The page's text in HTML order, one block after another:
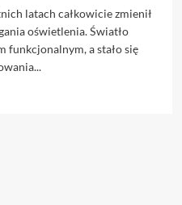
latach całkowicie zmienił
oświetlenia. Światło
funkcjonalnym, a stało się